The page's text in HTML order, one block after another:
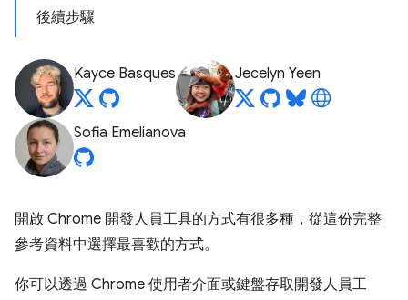
後續步驟
Kayce Basques Jecelyn Yeen
Sofia Emelianova
開啟 Chrome 開發人員工具的方式有很多種，從這份完整
參考資料中選擇最喜歡的方式。
你可以透過 Chrome 使用者介面或鍵盤存取開發人員工